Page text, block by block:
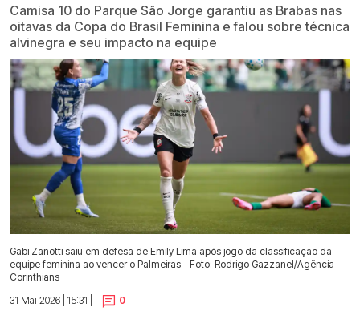
Camisa 10 do Parque São Jorge garantiu as Brabas nas
oitavas da Copa do Brasil Feminina e falou sobre técnica
alvinegra e seu impacto na equipe
Gabi Zanotti saiu em defesa de Emily Lima após jogo da classificação da
equipe feminina ao vencer o Palmeiras - Foto: Rodrigo Gazzanel/Agência
Corinthians
31 Mai 2026 | 15:31 |
0